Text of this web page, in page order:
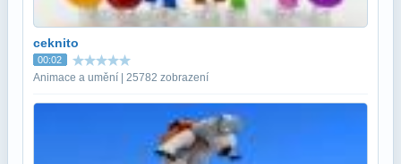
ceknito
00:02
Animace a umění | 25782 zobrazení